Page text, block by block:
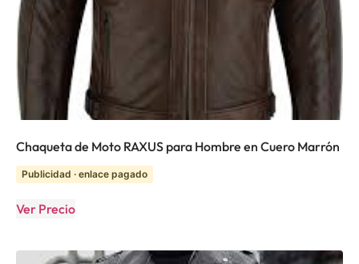
Chaqueta de Moto RAXUS para Hombre en Cuero Marrón
Publicidad · enlace pagado
Ver Precio